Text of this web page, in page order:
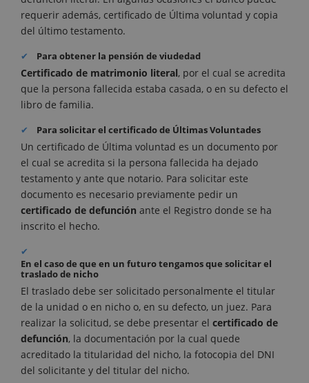
requerir además, certificado de Última voluntad y copia
del último testamento.
Para obtener la pensión de viudedad
Certificado de matrimonio literal, por el cual se acredita
que la persona fallecida estaba casada, o en su defecto el
libro de familia.
Para solicitar el certificado de Últimas Voluntades
Un certificado de Última voluntad es un documento por
el cual se acredita si la persona fallecida ha dejado
testamento y ante que notario. Para solicitar este
documento es necesario previamente pedir un
certificado de defunción ante el Registro donde se ha
inscrito el hecho.
En el caso de que en un futuro tengamos que solicitar el
traslado de nicho
El traslado debe ser solicitado personalmente el titular
de la unidad o en nicho o, en su defecto, un juez. Para
realizar la solicitud, se debe presentar el certificado de
defunción, la documentación por la cual quede
acreditado la titularidad del nicho, la fotocopia del DNI
del solicitante y del titular del nicho.